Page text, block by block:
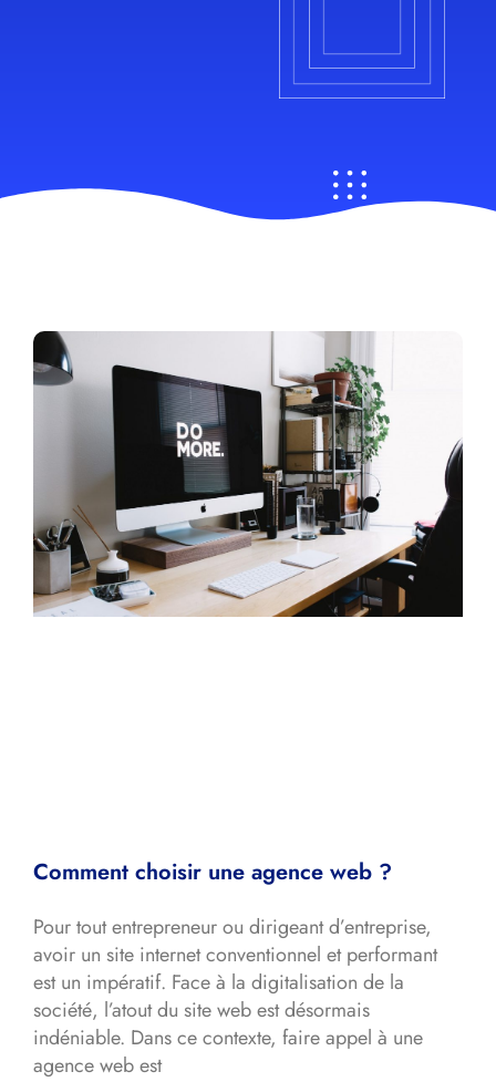
Comment choisir une agence web ?
Pour tout entrepreneur ou dirigeant d’entreprise,
avoir un site internet conventionnel et performant
est un impératif. Face à la digitalisation de la
société, l’atout du site web est désormais
indéniable. Dans ce contexte, faire appel à une
agence web est